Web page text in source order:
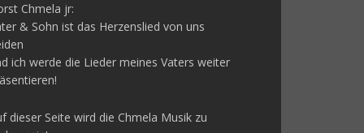
Chmela jr:
& Sohn ist das Herzenslied von uns
ich werde die Lieder meines Vaters weiter
dieser Seite wird die Chmela Musik zu